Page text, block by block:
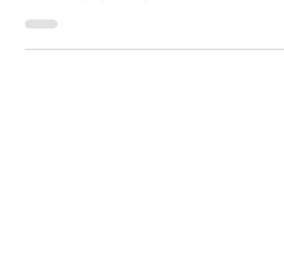
con Rueda de Puntuación y Cricut Fine